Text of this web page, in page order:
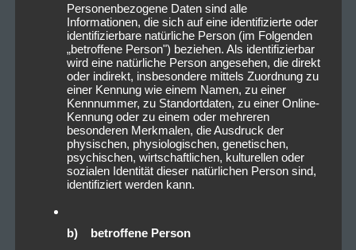
Personenbezogene Daten sind alle
Informationen, die sich auf eine identifizierte oder
identifizierbare natürliche Person (im Folgenden
„betroffene Person") beziehen. Als identifizierbar
wird eine natürliche Person angesehen, die direkt
oder indirekt, insbesondere mittels Zuordnung zu
einer Kennung wie einem Namen, zu einer
Kennnummer, zu Standortdaten, zu einer Online-
Kennung oder zu einem oder mehreren
besonderen Merkmalen, die Ausdruck der
physischen, physiologischen, genetischen,
psychischen, wirtschaftlichen, kulturellen oder
sozialen Identität dieser natürlichen Person sind,
identifiziert werden kann.
b) betroffene Person